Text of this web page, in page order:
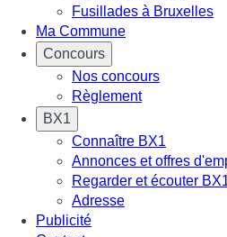
Fusillades à Bruxelles
Ma Commune
Concours
Nos concours
Règlement
BX1
Connaître BX1
Annonces et offres
Regarder et écouter
Adresse
Publicité